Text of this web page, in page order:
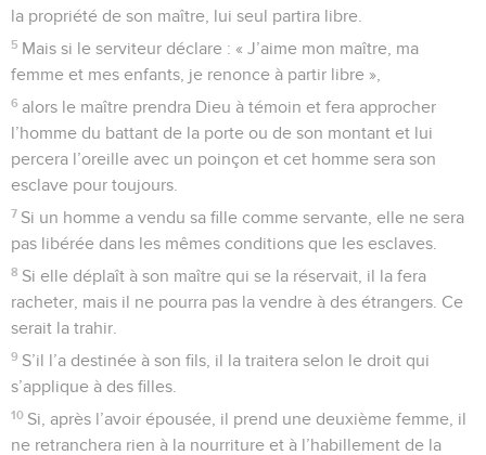
la propriété de son maître, lui seul partira libre.
5 Mais si le serviteur déclare : « J’aime mon maître, ma
femme et mes enfants, je renonce à partir libre »,
6 alors le maître prendra Dieu à témoin et fera approcher
l’homme du battant de la porte ou de son montant et lui
percera l’oreille avec un poinçon et cet homme sera son
esclave pour toujours.
7 Si un homme a vendu sa fille comme servante, elle ne sera
pas libérée dans les mêmes conditions que les esclaves.
8 Si elle déplaît à son maître qui se la réservait, il la fera
racheter, mais il ne pourra pas la vendre à des étrangers. Ce
serait la trahir.
9 S’il l’a destinée à son fils, il la traitera selon le droit qui
s’applique à des filles.
10 Si, après l’avoir épousée, il prend une deuxième femme, il
ne retranchera rien à la nourriture et à l’habillement de la